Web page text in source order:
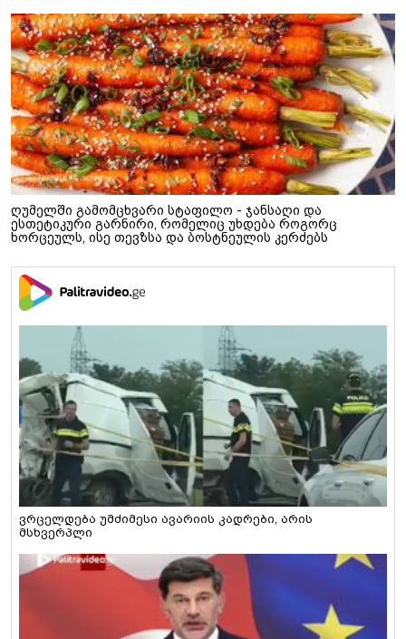
ღუმელში გამომცხვარი სტაფილო - ჯანსაღი და
ესთეტიკური გარნირი, რომელიც უხდება როგორც
ხორცეულს, ისე თევზსა და ბოსტნეულის კერძებს
ვრცელდება უმძიმესი ავარიის კადრები, არის
მსხვერპლი